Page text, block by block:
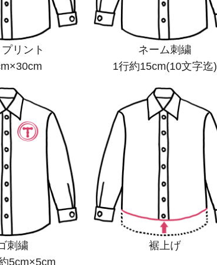
リント
ネーム刺繍
1行約15cm(10文字迄)
刺繍
5cm×5cm
裾上げ